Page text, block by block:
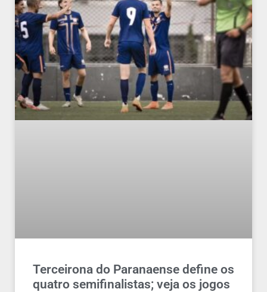
Terceirona do Paranaense define os
quatro semifinalistas; veja os jogos